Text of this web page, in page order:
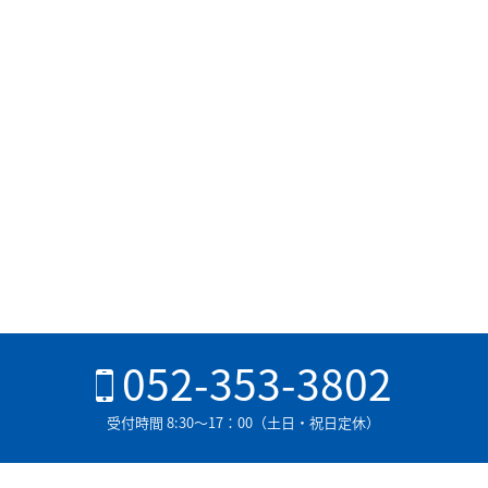
052-353-3802
受付時間 8:30〜17：00（土日・祝日定休）